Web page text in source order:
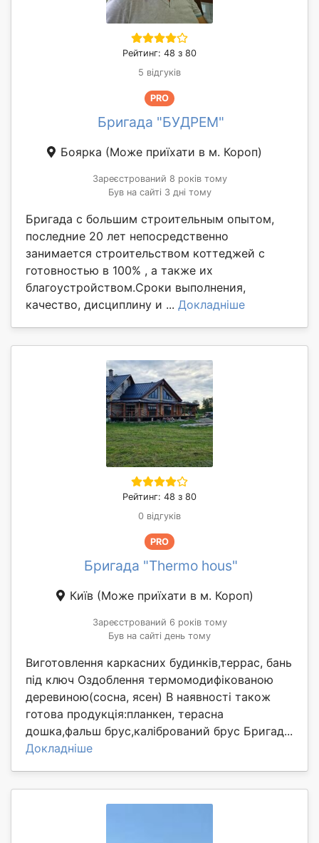
Рейтинг: 48 з 80
5 відгуків
PRO
Бригада "БУДРЕМ"
Боярка (Може приїхати в м. Короп)
Зареєстрований 8 років тому
Був на сайті 3 дні тому
Бригада с большим строительным опытом,
последние 20 лет непосредственно
занимается строительством коттеджей с
готовностью в 100% , а также их
благоустройством.Сроки выполнения,
качество, дисциплину и ... Докладніше
Рейтинг: 48 з 80
0 відгуків
PRO
Бригада "Thermo hous"
Київ (Може приїхати в м. Короп)
Зареєстрований 6 років тому
Був на сайті день тому
Виготовлення каркасних будинків,террас, бань
під ключ Оздоблення термомодифікованою
деревиною(сосна, ясен) В наявності також
готова продукція:планкен, терасна
дошка,фальш брус,калібрований брус Бригад...
Докладніше